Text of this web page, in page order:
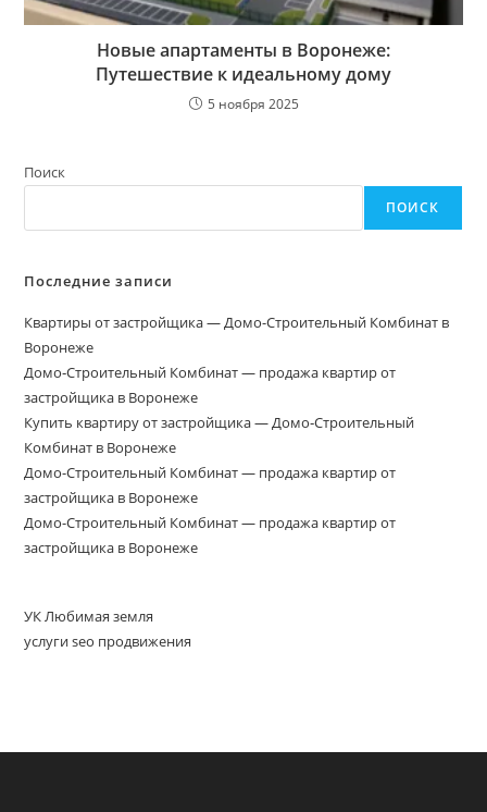
Новые апартаменты в Воронеже:
Путешествие к идеальному дому
5 ноября 2025
Поиск
ПОИСК
Последние записи
Квартиры от застройщика — Домо-Строительный Комбинат в
Воронеже
Домо‑Строительный Комбинат — продажа квартир от
застройщика в Воронеже
Купить квартиру от застройщика — Домо‑Строительный
Комбинат в Воронеже
Домо-Строительный Комбинат — продажа квартир от
застройщика в Воронеже
Домо-Строительный Комбинат — продажа квартир от
застройщика в Воронеже
УК Любимая земля
услуги seo продвижения